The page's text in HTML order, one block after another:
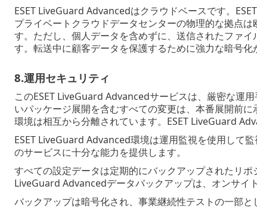
ESET LiveGuard Advancedはクラウドベースです。
プライベートクラウドデータセンターの物理的な拠点
す。ただし、個人データを含めずに、送信されたファ
す。転送中に顧客データを保護するために強力な暗号化
8.運用セキュリティ
このESET LiveGuard Advancedサービスは、厳密な運
いパッケージ展開を含むすべての変更は、本番展開前
環境は相互から分離されています。ESET LiveGuard
ESET LiveGuard Advanced環境は運用監視を使用して
のサービスに十分な能力を提供します。
すべての設定データは定期的にバックアップされたリ
LiveGuard Advancedデータバックアップは、オンサイ
バックアップは暗号化され、事業継続性テストの一部と